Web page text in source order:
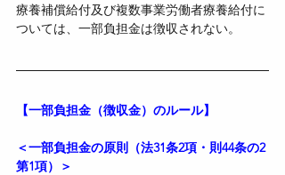
療養補償給付及び複数事業労働者療養給付に
ついては、一部負担金は徴収されない。
【一部負担金（徴収金）のルール】
＜一部負担金の原則（法31条2項・則44条の2
第1項）＞